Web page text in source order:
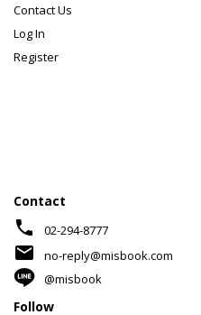
Contact Us
Log In
Register
Contact
phone 02-294-8777
mail
no-reply@misbook.com
@misbook
Follow